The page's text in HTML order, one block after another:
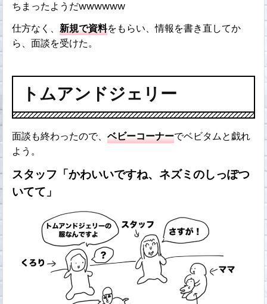
ちまったようだwwwwww
仕方なく、新規で資料をもらい、情報を書き直してか
ら、面談を受けた。
トムアンドジェリー
面談も終わったので、ベビーコーナーでベビタムと戯れ
よう。
スタッフ「かわいいですね、ネズミのしっぽつ
いてて」